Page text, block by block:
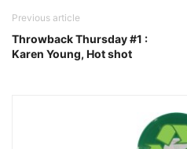
Previous article
Throwback Thursday #1 :
Karen Young, Hot shot